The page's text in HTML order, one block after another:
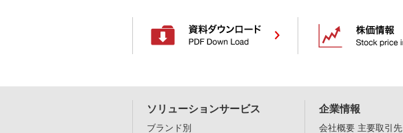
ソリューションサービス
ブランド別
企業情報
会社概要 主要取引先